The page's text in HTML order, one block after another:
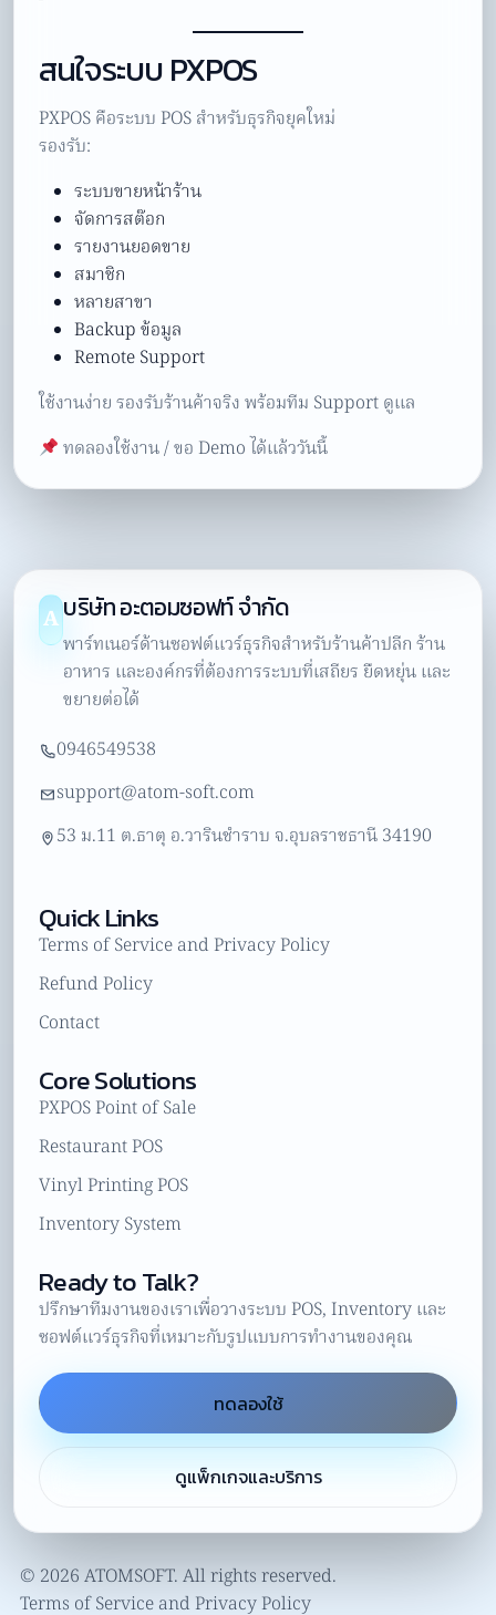
สนใจระบบ PXPOS
PXPOS คือระบบ POS สำหรับธุรกิจยุคใหม่
รองรับ:
ระบบขายหน้าร้าน
จัดการสต๊อก
รายงานยอดขาย
สมาชิก
หลายสาขา
Backup ข้อมูล
Remote Support
ใช้งานง่าย รองรับร้านค้าจริง พร้อมทีม Support ดูแล
ทดลองใช้งาน / ขอ Demo ได้แล้ววันนี้
Aบริษัท อะตอมซอฟท์ จำกัด
พาร์ทเนอร์ด้านซอฟต์แวร์ธุรกิจสำหรับร้านค้าปลีก ร้าน
อาหาร และองค์กรที่ต้องการระบบที่เสถียร ยืดหยุ่น และ
ขยายต่อได้
0946549538
support@atom-soft.com
53 ม.11 ต.ธาตุ อ.วารินชำราบ จ.อุบลราชธานี 34190
Quick Links
Terms of Service and Privacy Policy
Refund Policy
Contact
Core Solutions
PXPOS Point of Sale
Restaurant POS
Vinyl Printing POS
Inventory System
Ready to Talk?
ปรึกษาทีมงานของเราเพื่อวางระบบ POS, Inventory และ
ซอฟต์แวร์ธุรกิจที่เหมาะกับรูปแบบการทำงานของคุณ
ทดลองใช้
ดูแพ็กเกจและบริการ
© 2026 ATOMSOFT. All rights reserved.
Terms of Service and Privacy Policy